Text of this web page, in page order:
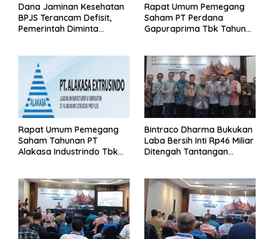
Dana Jaminan Kesehatan
BPJS Terancam Defisit,
Pemerintah Diminta
Rapat Umum Pemegang
Saham PT Perdana
Gapuraprima Tbk Tahun
Rapat Umum Pemegang
Saham Tahunan PT
Alakasa Industrindo Tbk
Bintraco Dharma Bukukan
Laba Bersih Inti Rp46 Miliar
Ditengah Tantangan